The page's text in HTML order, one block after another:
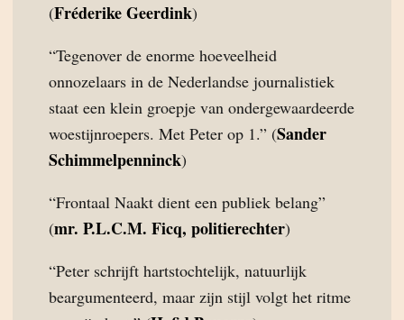
(Fréderike Geerdink)
“Tegenover de enorme hoeveelheid
onnozelaars in de Nederlandse journalistiek
staat een klein groepje van ondergewaardeerde
woestijnroepers. Met Peter op 1.” (Sander
Schimmelpenninck)
“Frontaal Naakt dient een publiek belang”
(mr. P.L.C.M. Ficq, politierechter)
“Peter schrijft hartstochtelijk, natuurlijk
beargumenteerd, maar zijn stijl volgt het ritme